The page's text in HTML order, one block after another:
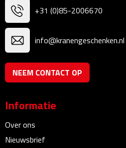
Vlaggen
Bureau Toebehoren
Bureauklokken
Bureau onderleggers
Bureau organizers
+31 (0)85-2006670
info@kranengeschenken.nl
NEEM CONTACT OP
Informatie
Over ons
Nieuwsbrief